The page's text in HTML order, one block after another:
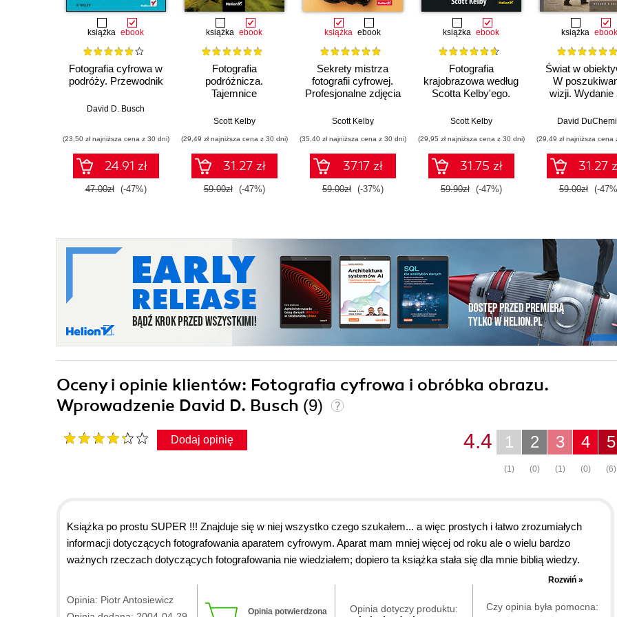
książka ebook
Fotografia cyfrowa w
podróży. Przewodnik
David D. Busch
(23,50 zł najniższa cena z 30 dni)
24.91 zł
47.00zł (-47%)
książka ebook
Fotografia
podróżnicza.
Tajemnice
wyjaśnione krok po
Scott Kelby
(29,49 zł najniższa cena z 30 dni)
31.27 zł
59.00zł (-47%)
książka ebook
Sekrety mistrza
fotografii cyfrowej.
Profesjonalne zdjęcia
Scott Kelby
(35,40 zł najniższa cena z 30 dni)
37.17 zł
59.00zł (-37%)
książka ebook
Fotografia
krajobrazowa według
Scotta Kelby'ego.
kroku
Scott Kelby
(29,95 zł najniższa cena z 30 dni)
31.75 zł
59.90zł (-47%)
książka ebook
Świat w
W
wizji. Wydanie
David
(29,49 zł najniższa cena
31.27
59.00zł (-
Oceny i opinie klientów: Fotografia cyfrowa i obróbka obrazu.
Wprowadzenie David D. Busch (9)
Dodaj opinię 5
(6)
4
(0)
3
(1)
2
(0)
1
(1)
4.4
Książka po prostu SUPER !!! Znajduje się w niej wszystko czego szukałem... a więc prostych i łatwo zrozumiałych
informacji dotyczących fotografowania aparatem cyfrowym. Aparat mam mniej więcej od roku ale o wielu bardzo
ważnych rzeczach dotyczących fotografowania nie wiedziałem; dopiero ta książka stała się dla mnie biblią wiedzy.
nawet pokusić się o czołówkę europejską. Szybka wysyłka, dobrze zapakowane... a co najważniejsze ponad 270 stron
Rozwiń »
Opinia: Piotr Antosiewicz
Opinia potwierdzona
Opinia dotyczy produktu:
Czy opinia była pomocna: